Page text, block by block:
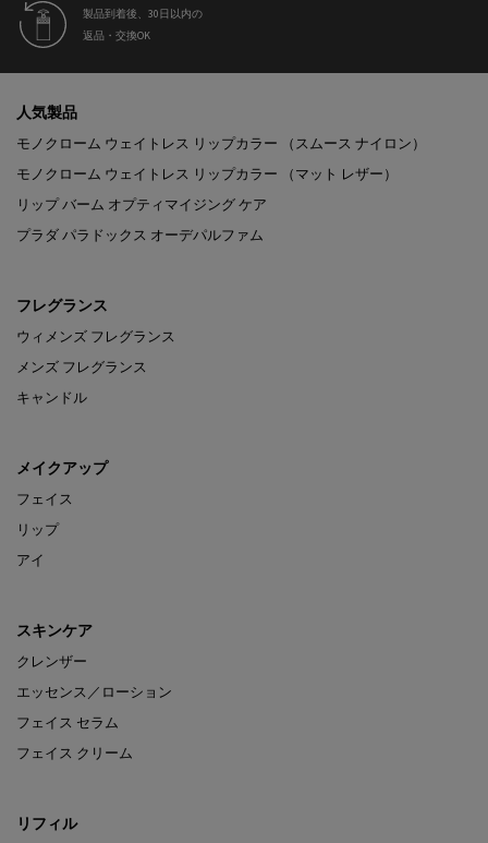
製品到着後、30日以内の
返品・交換OK
人気製品
モノクローム ウェイトレス リップカラー （スムース ナイロン）
モノクローム ウェイトレス リップカラー （マット レザー）
リップ バーム オプティマイジング ケア
プラダ パラドックス オーデパルファム
フレグランス
ウィメンズ フレグランス
メンズ フレグランス
キャンドル
メイクアップ
フェイス
リップ
アイ
スキンケア
クレンザー
エッセンス／ローション
フェイス セラム
フェイス クリーム
リフィル